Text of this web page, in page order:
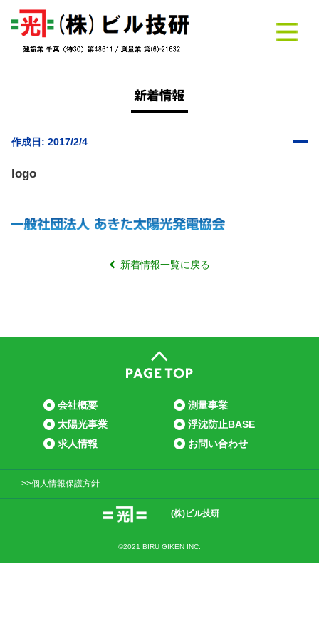
作成日: 2017/2/4
logo
新着情報一覧に戻る
(株)ビル技研
会社概要
測量事業
太陽光事業
浮沈防止BASE
求人情報
お問い合わせ
©2021 BIRU GIKEN INC.
>>個人情報保護方針